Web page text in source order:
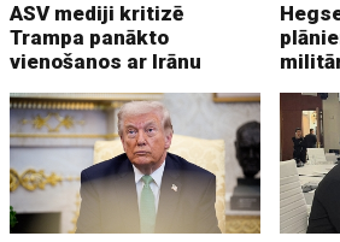
ASV mediji kritizē
Trampa panākto
vienošanos ar Irānu